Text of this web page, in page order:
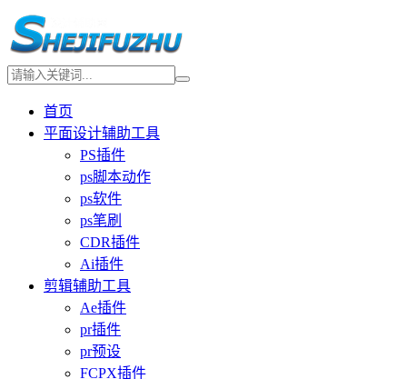
首页
平面设计辅助工具
PS插件
ps脚本动作
ps软件
ps笔刷
CDR插件
Ai插件
剪辑辅助工具
Ae插件
pr插件
pr预设
FCPX插件